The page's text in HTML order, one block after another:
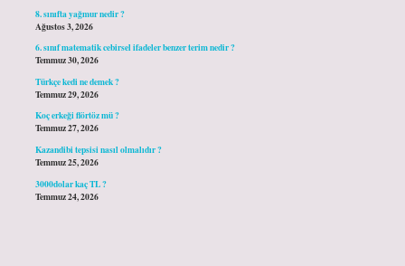
8. sınıfta yağmur nedir ?
Ağustos 3, 2026
6. sınıf matematik cebirsel ifadeler benzer terim nedir ?
Temmuz 30, 2026
Türkçe kedi ne demek ?
Temmuz 29, 2026
Koç erkeği flörtöz mü ?
Temmuz 27, 2026
Kazandibi tepsisi nasıl olmalıdır ?
Temmuz 25, 2026
3000dolar kaç TL ?
Temmuz 24, 2026